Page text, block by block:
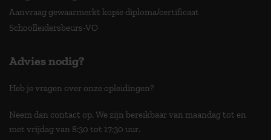
Aanvraag gewaarmerkt kopie diploma/certificaat
Schoolleidersbeurs-VO
Advies nodig?
Heb je vragen over onze opleidingen?
Neem dan contact op. We zijn bereikbaar van maandag tot en
met vrijdag van 8:30 tot 17:30 uur.